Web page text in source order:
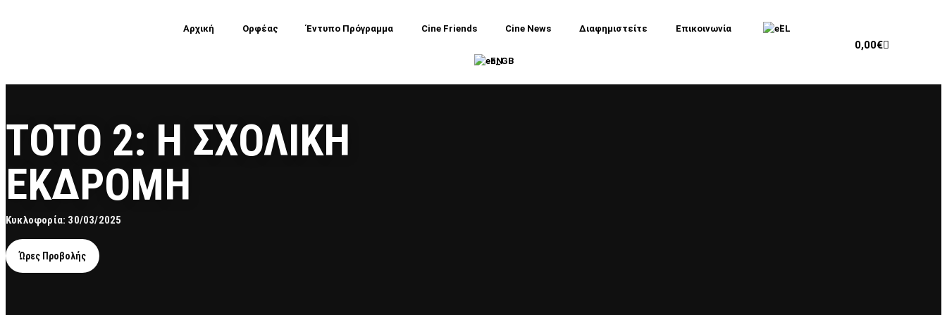
Αρχική Ορφέας Έντυπο Πρόγραμμα Cine Friends Cine News Διαφημιστείτε Επικοινωνία EL
EN
0,00€
TOTO 2: H ΣΧΟΛΙΚΗ
ΕΚΔΡΟΜΗ
Κυκλοφορία: 30/03/2025
Ώρες Προβολής